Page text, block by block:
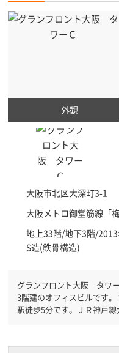
外観
大阪市北区大深町3-1
大阪メトロ御堂筋線「
地上33階/地下3階/2013
S造(鉄骨構造)
グランフロント大阪 タワ
3階建のオフィスビルです。 竣工2013年、大阪メトロ御堂筋線梅田
駅徒歩5分です。ＪＲ神戸
る方にオススメです。土日